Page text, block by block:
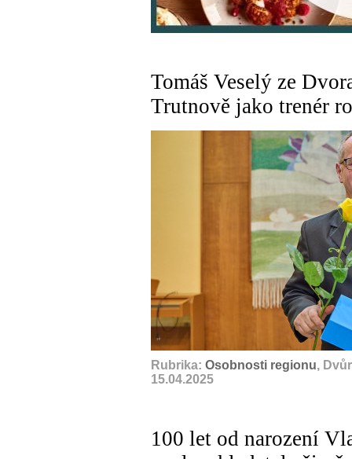
Tomáš Veselý ze
Trutnově jako trenér
Rubrika: Osobnosti regionu,
15.04.2025
100 let od narození